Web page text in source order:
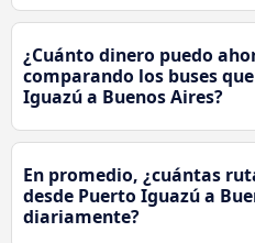
¿Cuánto dinero puedo
comparando los buses
Iguazú a Buenos Aires?
En promedio, ¿cuántas
desde Puerto Iguazú a
diariamente?